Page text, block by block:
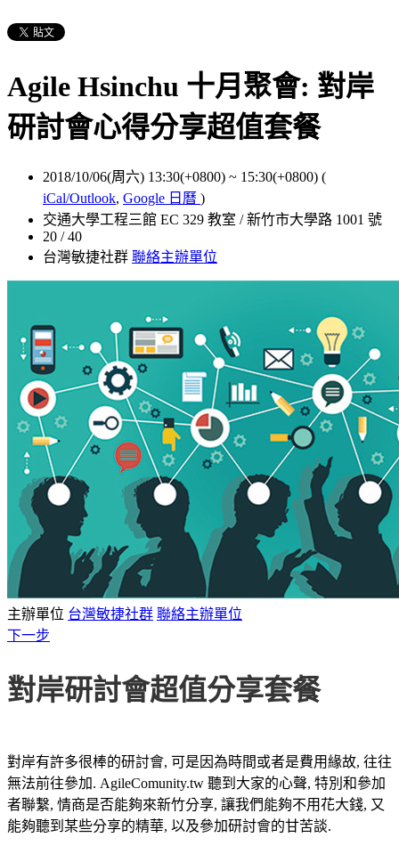
Agile Hsinchu 十月聚會: 對岸
研討會心得分享超值套餐
2018/10/06(周六) 13:30(+0800) ~ 15:30(+0800) (
iCal/Outlook, Google 日曆 )
交通大學工程三館 EC 329 教室 / 新竹市大學路 1001 號
20 / 40
台灣敏捷社群 聯絡主辦單位
主辦單位 台灣敏捷社群 聯絡主辦單位
下一步
對岸研討會超值分享套餐
對岸有許多很棒的研討會, 可是因為時間或者是費用緣故, 往往
無法前往參加. AgileComunity.tw 聽到大家的心聲, 特別和參加
者聯繫, 情商是否能夠來新竹分享, 讓我們能夠不用花大錢, 又
能夠聽到某些分享的精華, 以及參加研討會的甘苦談.